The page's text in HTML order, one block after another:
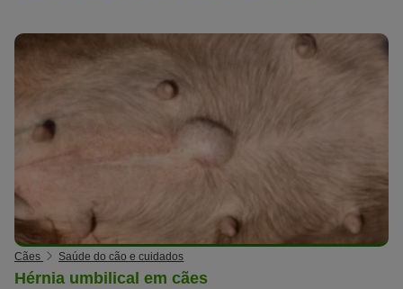
Cães Saúde do cão e cuidados
Hérnia umbilical em cães